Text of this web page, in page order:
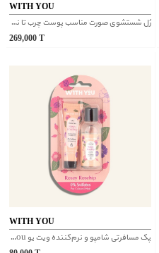
WITH YOU
ژل شستشوی صورت مناسب پوست چرب تا نرمال ویت یو
269,000T
WITH YOU
پک مسافرتی شامپو و نرم‌کننده ویت یو With You مدل Rosey Rosehip